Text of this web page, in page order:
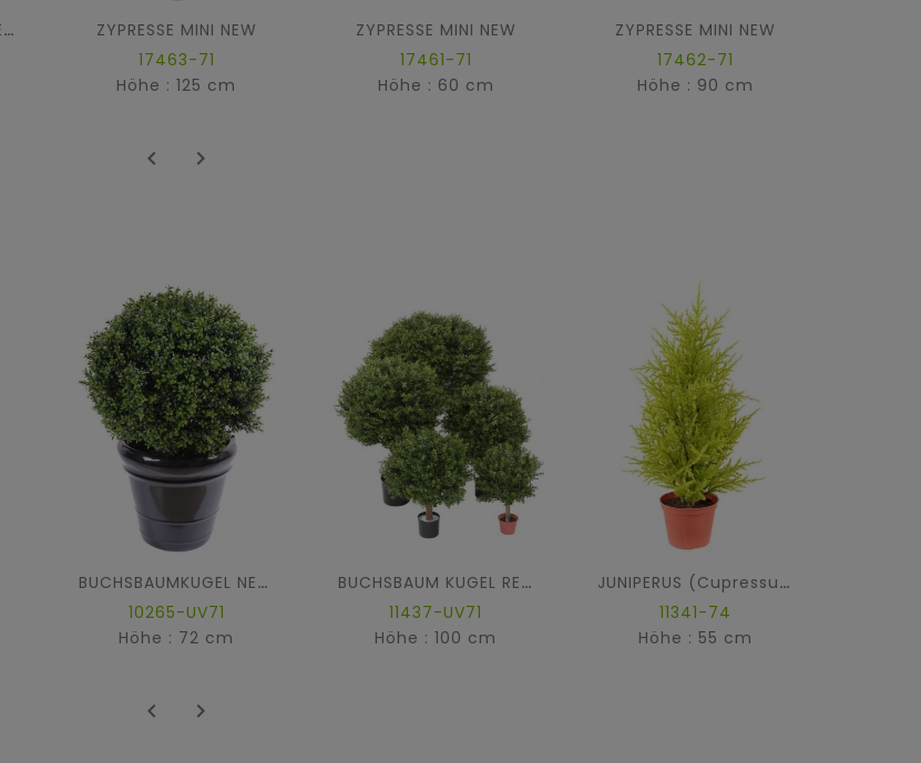
BUCHSBAUM KUGEL NEW
ZYPRESSE MINI NEW
17463-71
Höhe : 125 cm
ZYPRESSE MINI NEW
17461-71
Höhe : 60 cm
ZYPRESSE MINI NEW
17462-71
Höhe : 90 cm
 
BUCHSBAUMKUGEL NEW UV-BESTÄNDIG
10265-UV71
Höhe : 72 cm
BUCHSBAUM KUGEL RED DAY UV
11437-UV71
Höhe : 100 cm
JUNIPERUS (Cupressus Macrocarpa Gold)
11341-74
Höhe : 55 cm
 